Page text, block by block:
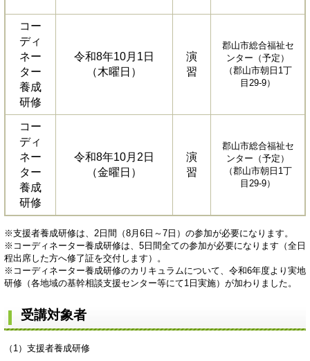
コー
ディ
ネー
ター
養成
研修
令和8年10月1日
（木曜日）
演
習
郡山市総合福祉セ
ンター（予定）
（郡山市朝日1丁
目29-9）
コー
ディ
ネー
ター
養成
研修
令和8年10月2日
（金曜日）
演
習
郡山市総合福祉セ
ンター（予定）
（郡山市朝日1丁
目29-9）
※支援者養成研修は、2日間（8月6日～7日）の参加が必要になります。
※コーディネーター養成研修は、5日間全ての参加が必要になります（全日
程出席した方へ修了証を交付します）。
※コーディネーター養成研修のカリキュラムについて、令和6年度より実地
研修（各地域の基幹相談支援センター等にて1日実施）が加わりました。
受講対象者
（1）支援者養成研修